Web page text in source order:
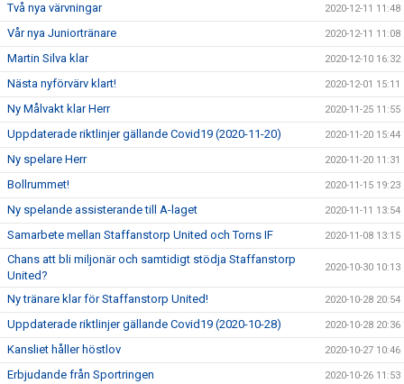
Två nya värvningar 2020-12-11 11:48
Vår nya Juniortränare 2020-12-11 11:08
Martin Silva klar 2020-12-10 16:32
Nästa nyförvärv klart! 2020-12-01 15:11
Ny Målvakt klar Herr 2020-11-25 11:55
Uppdaterade riktlinjer gällande Covid19 (2020-11-20) 2020-11-20 15:44
Ny spelare Herr 2020-11-20 11:31
Bollrummet! 2020-11-15 19:23
Ny spelande assisterande till A-laget 2020-11-11 13:54
Samarbete mellan Staffanstorp United och Torns IF 2020-11-08 13:15
Chans att bli miljonär och samtidigt stödja Staffanstorp
United?
2020-10-30 10:13
Ny tränare klar för Staffanstorp United! 2020-10-28 20:54
Uppdaterade riktlinjer gällande Covid19 (2020-10-28) 2020-10-28 20:36
Kansliet håller höstlov 2020-10-27 10:46
Erbjudande från Sportringen 2020-10-26 11:53